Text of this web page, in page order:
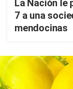
La Nación le
7 a una
mendocinas